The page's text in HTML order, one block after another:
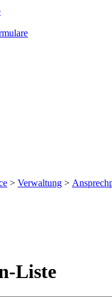
> Verwaltung >
Liste